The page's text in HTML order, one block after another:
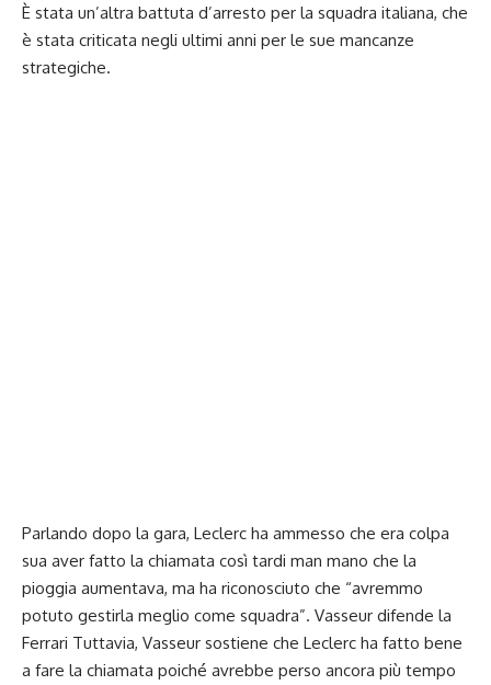
È stata un’altra battuta d’arresto per la squadra italiana, che
è stata criticata negli ultimi anni per le sue mancanze
strategiche.
Parlando dopo la gara, Leclerc ha ammesso che era colpa
sua aver fatto la chiamata così tardi man mano che la
pioggia aumentava, ma ha riconosciuto che “avremmo
potuto gestirla meglio come squadra”. Vasseur difende la
Ferrari Tuttavia, Vasseur sostiene che Leclerc ha fatto bene
a fare la chiamata poiché avrebbe perso ancora più tempo